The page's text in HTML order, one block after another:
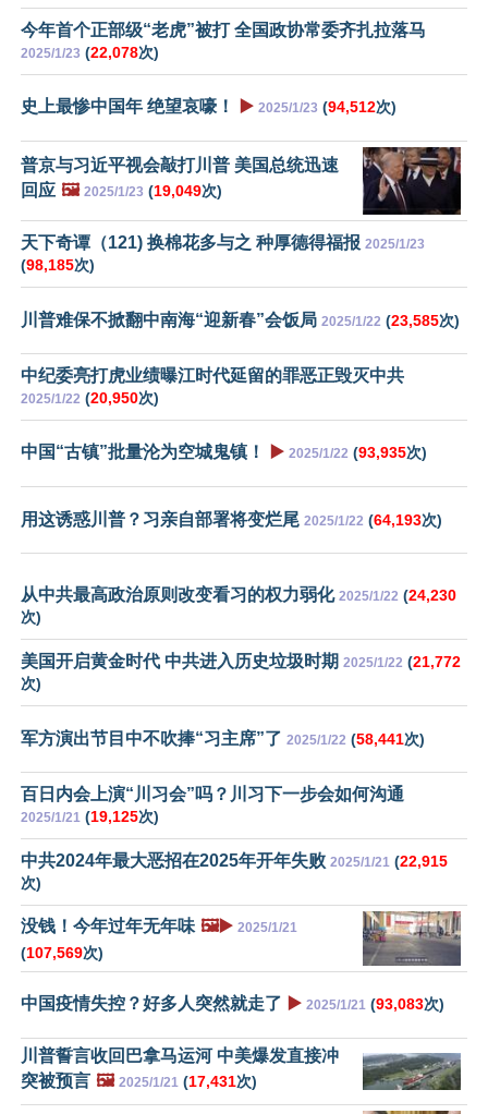
今年首个正部级“老虎”被打 全国政协常委齐扎拉落马
2025/1/23 (22,078次)
史上最惨中国年 绝望哀嚎！ ▶️ 2025/1/23 (94,512次)
普京与习近平视会敲打川普 美国总统迅速
回应 🖼️ 2025/1/23 (19,049次)
天下奇谭（121) 换棉花多与之 种厚德得福报 2025/1/23
(98,185次)
川普难保不掀翻中南海“迎新春”会饭局 2025/1/22 (23,585次)
中纪委亮打虎业绩曝江时代延留的罪恶正毁灭中共
2025/1/22 (20,950次)
中国“古镇”批量沦为空城鬼镇！ ▶️ 2025/1/22 (93,935次)
用这诱惑川普？习亲自部署将变烂尾 2025/1/22 (64,193次)
从中共最高政治原则改变看习的权力弱化 2025/1/22 (24,230
次)
美国开启黄金时代 中共进入历史垃圾时期 2025/1/22 (21,772
次)
军方演出节目中不吹捧“习主席”了 2025/1/22 (58,441次)
百日内会上演“川习会”吗？川习下一步会如何沟通
2025/1/21 (19,125次)
中共2024年最大恶招在2025年开年失败 2025/1/21 (22,915
次)
没钱！今年过年无年味 🖼️▶️ 2025/1/21
(107,569次)
中国疫情失控？好多人突然就走了 ▶️ 2025/1/21 (93,083次)
川普誓言收回巴拿马运河 中美爆发直接冲
突被预言 🖼️ 2025/1/21 (17,431次)